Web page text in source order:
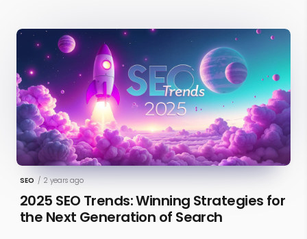
SEO / 2 years ago
2025 SEO Trends: Winning Strategies for
the Next Generation of Search